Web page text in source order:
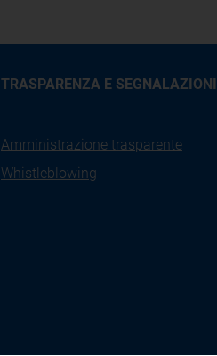
TRASPARENZA E SEGNALAZIONI
Amministrazione trasparente
Whistleblowing